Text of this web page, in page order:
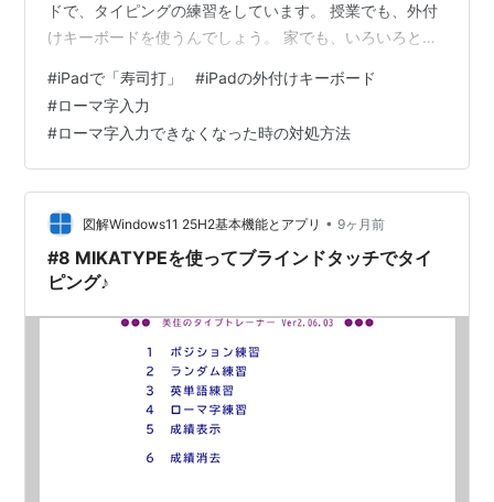
ドで、タイピングの練習をしています。 授業でも、外付
けキーボードを使うんでしょう。 家でも、いろいろと先
先、急に家に帰っても、キーボードで遊んでいます。 何
をしているのかと言えば、キーボードのタイピングゲー
ムです。 その名も、「寿司打」です。 無料で出来るアプ
リです。 ただ、外付けキーボードで、ローマ字入力でき
ないことが起きます。 昨日まで普通に使えていたのに、
突然電源を入れ直すと、そん…
#iPadで「寿司打」 #iPadの外付けキーボード
#ローマ字入力
#ローマ字入力できなくなった時の対処方法
図解Windows11 25H2基本機能とアプリ • 9ヶ月前
#8 MIKATYPEを使ってブラインドタッチでタイ
ピング♪